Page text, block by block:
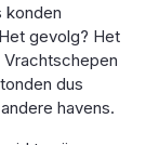
konden
gevolg? Het
dus
havens.